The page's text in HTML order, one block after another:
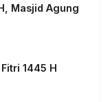
Masjid Agung
1445 H